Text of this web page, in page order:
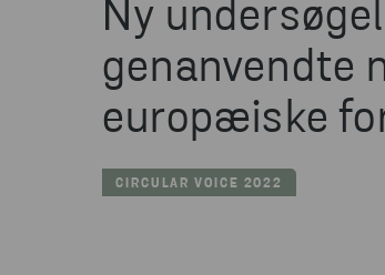
Ny
genanvendte
europæiske
CIRCULAR VOICE 2022